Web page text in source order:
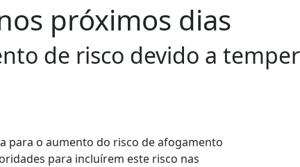
próximos dias
de risco devido a
para o aumento do risco de afogamento
para incluírem este risco nas